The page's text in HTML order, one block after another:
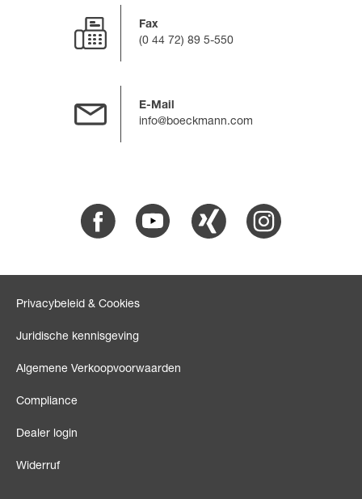
Fax
(0 44 72) 89 5-550
E-Mail
info@boeckmann.com
Facebook Youtube Xing Instagram
Privacybeleid & Cookies
Juridische kennisgeving
Algemene Verkoopvoorwaarden
Compliance
Dealer login
Widerruf